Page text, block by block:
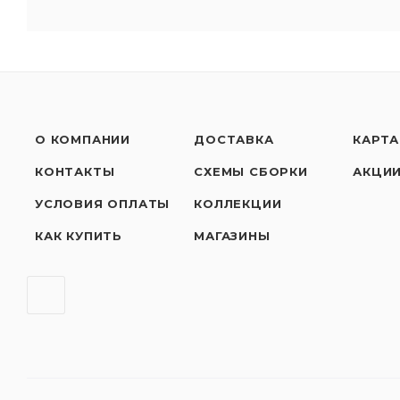
О КОМПАНИИ
КОНТАКТЫ
УСЛОВИЯ ОПЛАТЫ
КАК КУПИТЬ
ДОСТАВКА
СХЕМЫ СБОРКИ
КОЛЛЕКЦИИ
МАГАЗИНЫ